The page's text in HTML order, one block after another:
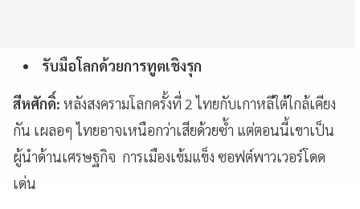
รับมือโลกด้วยการทูตเชิงรุก
สีหศักดิ์: หลังสงครามโลกครั้งที่ 2 ไทยกับเกาหลีใต้ใกล้เคียง
กัน เผลอๆ ไทยอาจเหนือกว่าเสียด้วยซ้ำ แต่ตอนนี้เขาเป็น
ผู้นำด้านเศรษฐกิจ การเมืองเข้มแข็ง ซอฟต์พาวเวอร์โดด
เด่น